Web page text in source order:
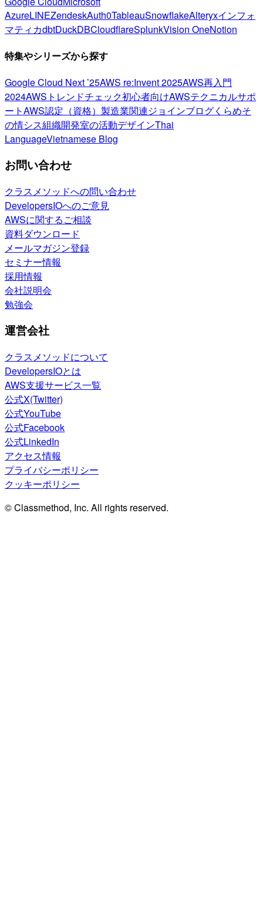
AzureLINEZendeskAuth0TableauSnowflakeAlteryxインフォ
マティカdbtDuckDBCloudflareSplunkVision OneNotion
特集やシリーズから探す
Google Cloud Next ’25AWS re:Invent 2025AWS再入門
2024AWSトレンドチェック初心者向けAWSテクニカルサポ
ートAWS認定（資格） 製造業関連ジョインブログくらめそ
の情シス組織開発室の活動デザインThai
LanguageVietnamese Blog
お問い合わせ
クラスメソッドへの問い合わせ
DevelopersIOへのご意見
AWSに関するご相談
資料ダウンロード
メールマガジン登録
セミナー情報
採用情報
会社説明会
勉強会
運営会社
クラスメソッドについて
DevelopersIOとは
AWS支援サービス一覧
公式X(Twitter)
公式YouTube
公式Facebook
公式LinkedIn
アクセス情報
プライバシーポリシー
クッキーポリシー
© Classmethod, Inc. All rights reserved.